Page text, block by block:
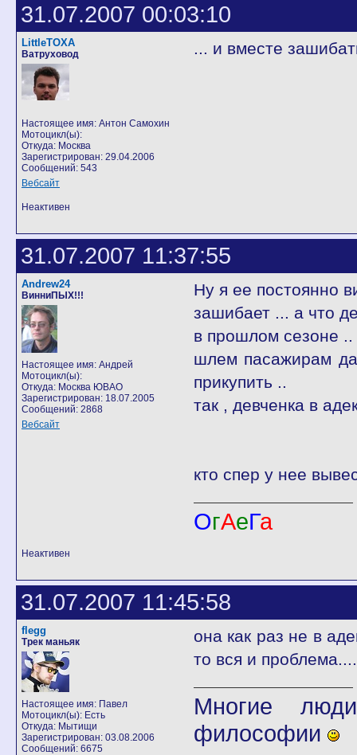
31.07.2007 00:03:10
LittleTOXA
Ватруховод
Настоящее имя: Антон Самохин
Мотоцикл(ы):
Откуда: Москва
Зарегистрирован: 29.04.2006
Сообщений: 543
Вебсайт
... и вместе
Неактивен
31.07.2007 11:37:55
Andrew24
ВинниПЫХ!!!
Настоящее имя: Андрей
Мотоцикл(ы):
Откуда: Москва ЮВАО
Зарегистрирован: 18.07.2005
Сообщений: 2868
Вебсайт
Ну я ее постоянно
зашибает ... а что
в прошлом сезоне
шлем пасажирам
прикупить ..
так , девченка в
кто спер у нее
ОгАеГа
Неактивен
31.07.2007 11:45:58
flegg
Трек маньяк
Настоящее имя: Павел
Мотоцикл(ы): Есть
Откуда: Мытищи
Зарегистрирован: 03.08.2006
Сообщений: 6675
она как раз не в
то вся и
Многие
философии